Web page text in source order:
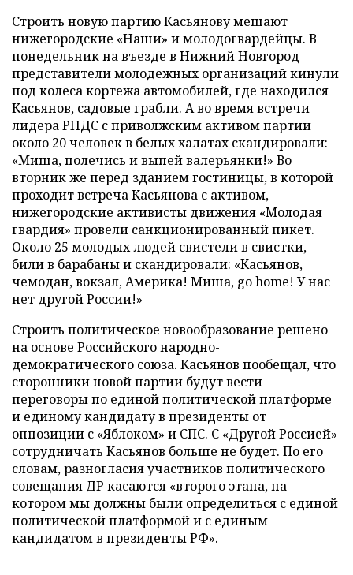
Строить новую партию Касьянову мешают
нижегородские «Наши» и молодогвардейцы. В
понедельник на въезде в Нижний Новгород
представители молодежных организаций кинули
под колеса кортежа автомобилей, где находился
Касьянов, садовые грабли. А во время встречи
лидера РНДС с приволжским активом партии
около 20 человек в белых халатах скандировали:
«Миша, полечись и выпей валерьянки!» Во
вторник же перед зданием гостиницы, в которой
проходит встреча Касьянова с активом,
нижегородские активисты движения «Молодая
гвардия» провели санкционированный пикет.
Около 25 молодых людей свистели в свистки,
били в барабаны и скандировали: «Касьянов,
чемодан, вокзал, Америка! Миша, go home! У нас
нет другой России!»
Строить политическое новообразование решено
на основе Российского народно-
демократического союза. Касьянов пообещал, что
сторонники новой партии будут вести
переговоры по единой политической платформе
и единому кандидату в президенты от
оппозиции с «Яблоком» и СПС. С «Другой Россией»
сотрудничать Касьянов больше не будет. По его
словам, разногласия участников политического
совещания ДР касаются «второго этапа, на
котором мы должны были определиться с единой
политической платформой и с единым
кандидатом в президенты РФ».